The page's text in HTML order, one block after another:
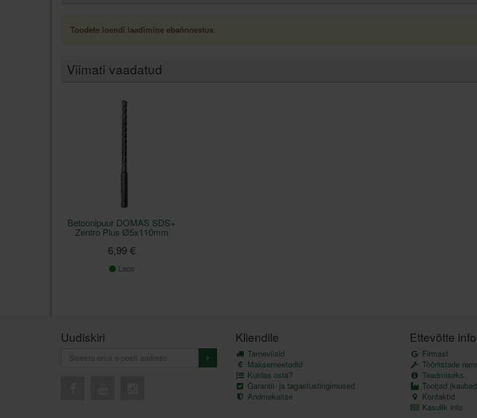
Toodete loendi laadimine ebaõnnestus.
Viimati vaadatud
Betoonipuur DOMAS SDS+
Zentro Plus Ø5x110mm
6,99 €
Laos
Uudiskiri Kliendile
Tarneviisid
Maksemeetodid
Kuidas osta?
Garantii- ja tagastustingimused
Andmekaitse
Ettevõtte
Firmast
Tööriistade
Teadmiseks
Tootjad
Kontaktid
Kasulik info